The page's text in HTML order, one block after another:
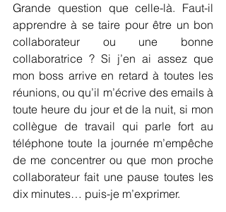
Grande question que celle-là. Faut-il
apprendre à se taire pour être un bon
collaborateur ou une bonne
collaboratrice ? Si j’en ai assez que
mon boss arrive en retard à toutes les
réunions, ou qu’il m’écrive des emails à
toute heure du jour et de la nuit, si mon
collègue de travail qui parle fort au
téléphone toute la journée m’empêche
de me concentrer ou que mon proche
collaborateur fait une pause toutes les
dix minutes… puis-je m’exprimer.